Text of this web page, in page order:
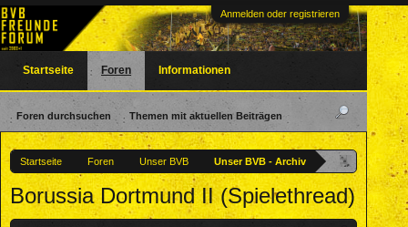
Anmelden oder registrieren
Startseite Foren Unser BVB Unser BVB - Archiv
Borussia Dortmund II (Spielethread)
Startseite Foren
Foren durchsuchen Themen mit aktuellen Beiträgen
Informationen